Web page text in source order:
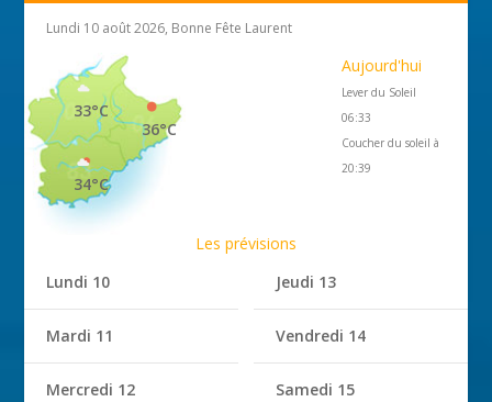
Lundi 10 août 2026, Bonne Fête Laurent
36°C
33°C
34°C
Aujourd'hui
Lever du Soleil
06:33
Coucher du soleil à
20:39
Les prévisions
Lundi 10
Mardi 11
Mercredi 12
Jeudi 13
Vendredi 14
Samedi 15